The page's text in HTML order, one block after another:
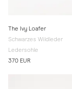
The Ivy Loafer
Schwarzes Wildleder
Ledersohle
370 EUR